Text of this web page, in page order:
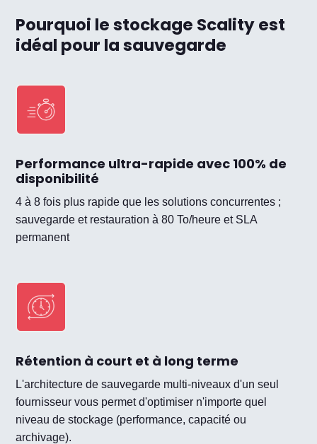
Pourquoi le stockage Scality est
idéal pour la sauvegarde
Performance ultra-rapide avec 100% de
disponibilité
4 à 8 fois plus rapide que les solutions concurrentes ;
sauvegarde et restauration à 80 To/heure et SLA
permanent
Rétention à court et à long terme
L'architecture de sauvegarde multi-niveaux d'un seul
fournisseur vous permet d'optimiser n'importe quel
niveau de stockage (performance, capacité ou
archivage).